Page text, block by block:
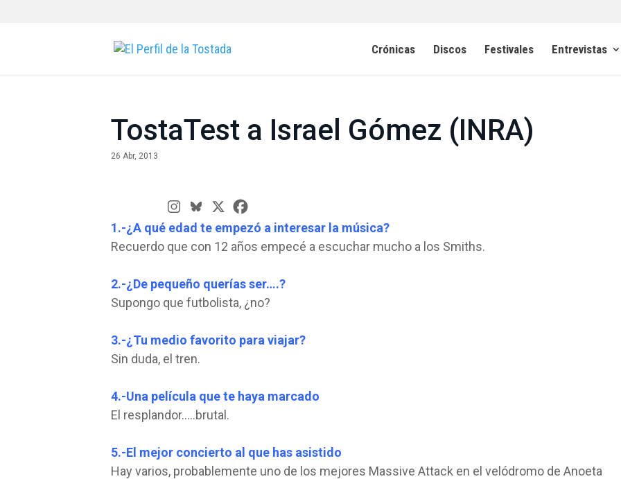
Crónicas Discos Festivales Entrevistas
TostaTest a Israel Gómez (INRA)
26 Abr, 2013
1.-¿A qué edad te empezó a interesar la música?
Recuerdo que con 12 años empecé a escuchar mucho a los Smiths.
2.-¿De pequeño querías ser….?
Supongo que futbolista, ¿no?
3.-¿Tu medio favorito para viajar?
Sin duda, el tren.
4.-Una película que te haya marcado
El resplandor…..brutal.
5.-El mejor concierto al que has asistido
Hay varios, probablemente uno de los mejores Massive Attack en el velódromo de Anoeta